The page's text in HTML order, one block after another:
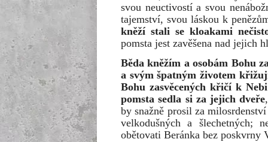
svou neuctivostí a svou
tajemství, svou láskou k
kněží stali se kloakami
pomsta jest zavěšena nad jejich
Běda kněžím a osobám Bohu
a svým špatným životem
Bohu zasvěcených křičí k
pomsta sedla si za jejich dveře
by snažně prosil za
velkodušných a
obětovati Beránka bez poskvrny